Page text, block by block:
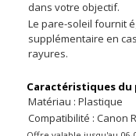
dans votre objectif.
Le pare-soleil fournit
supplémentaire en
rayures.
Caractéristiques du
Matériau : Plastique
Compatibilité : Canon